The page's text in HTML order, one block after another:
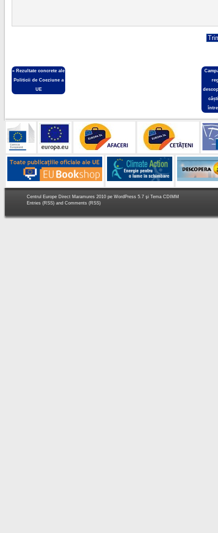
« Rezultate concrete ale
Politicii de Coeziune a
UE
Centrul Europe Direct Maramures 2010 pe WordPress 5.7 şi Tema CDIMM
Entries (RSS) and Comments (RSS)